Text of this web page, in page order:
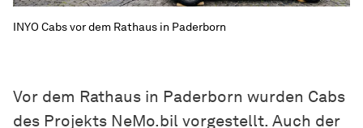
INYO Cabs vor dem Rathaus in Paderborn
Vor dem Rathaus in Paderborn wurden Cabs
des Projekts NeMo.bil vorgestellt. Auch der